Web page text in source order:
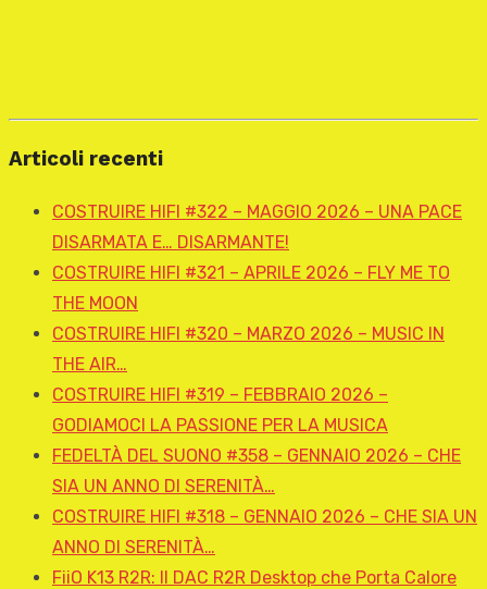
Articoli recenti
COSTRUIRE HIFI #322 – MAGGIO 2026 – UNA PACE
DISARMATA E… DISARMANTE!
COSTRUIRE HIFI #321 – APRILE 2026 – FLY ME TO
THE MOON
COSTRUIRE HIFI #320 – MARZO 2026 – MUSIC IN
THE AIR…
COSTRUIRE HIFI #319 – FEBBRAIO 2026 –
GODIAMOCI LA PASSIONE PER LA MUSICA
FEDELTÀ DEL SUONO #358 – GENNAIO 2026 – CHE
SIA UN ANNO DI SERENITÀ…
COSTRUIRE HIFI #318 – GENNAIO 2026 – CHE SIA UN
ANNO DI SERENITÀ…
FiiO K13 R2R: Il DAC R2R Desktop che Porta Calore